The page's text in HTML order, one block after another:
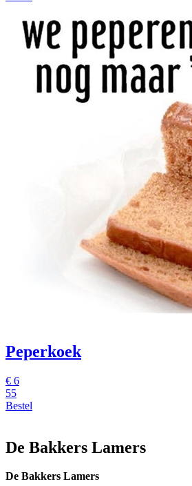
Peperkoek
€ 6
55
Bestel
De Bakkers Lamers
De Bakkers Lamers